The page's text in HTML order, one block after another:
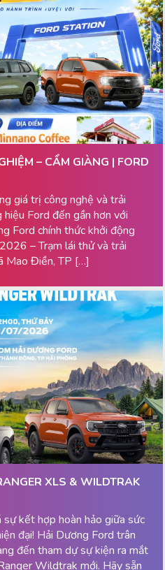
– CẨM GIÀNG | FORD
giá trị công nghệ và trải
Ford đến gần hơn với
Ford chính thức khởi động
– Trạm lái thử và trải
Mao Điền, TP […]
XLS & WILDTRAK
kết hợp hoàn hảo giữa sức
đại! Hải Dương Ford trân
đến tham dự sự kiện ra mắt
Wildtrak mới. Hãy sẵn